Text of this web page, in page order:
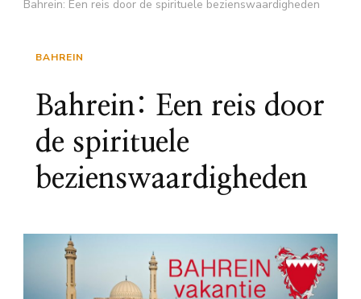
Bahrein: Een reis door de spirituele bezienswaardigheden
BAHREIN
Bahrein: Een reis door
de spirituele
bezienswaardigheden